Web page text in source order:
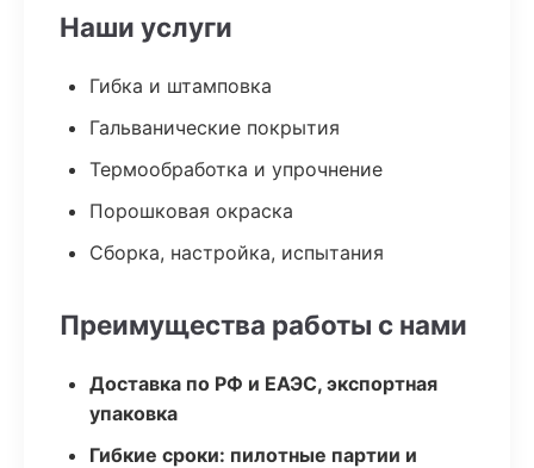
Наши услуги
Гибка и штамповка
Гальванические покрытия
Термообработка и упрочнение
Порошковая окраска
Сборка, настройка, испытания
Преимущества работы с нами
Доставка по РФ и ЕАЭС, экспортная
упаковка
Гибкие сроки: пилотные партии и